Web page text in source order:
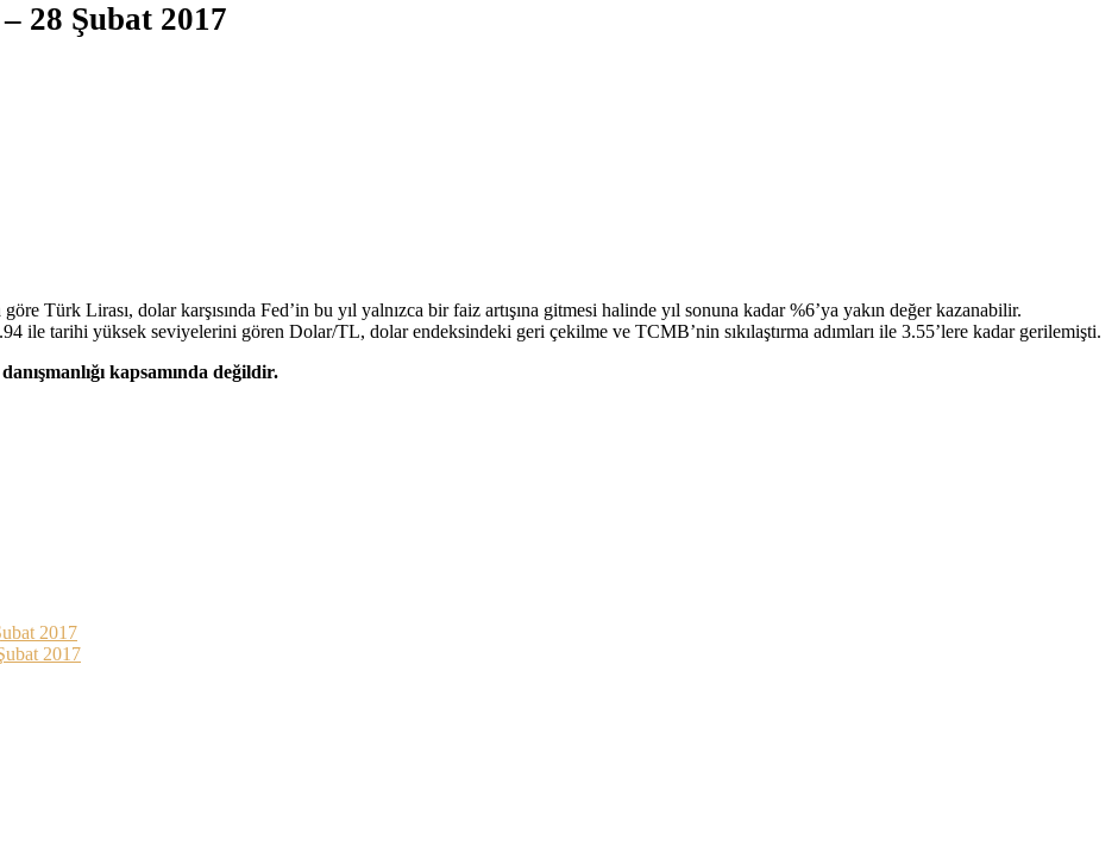
28 Şubat 2017
Türk Lirası, dolar karşısında Fed’in bu yıl yalnızca bir faiz artışına gitmesi halinde yıl sonuna kadar %6’ya yakın değer kazanabilir.
ile tarihi yüksek seviyelerini gören Dolar/TL, dolar endeksindeki geri çekilme ve TCMB’nin sıkılaştırma adımları ile 3.55’lere kadar gerilemişti.
kapsamında değildir.
2017
2017